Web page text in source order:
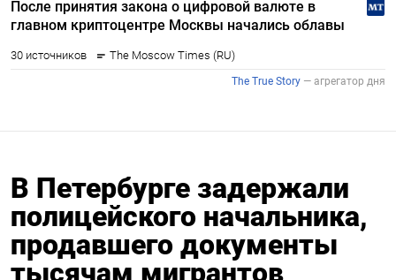
В Петербурге задержали
полицейского начальника,
продавшего документы
тысячам мигрантов